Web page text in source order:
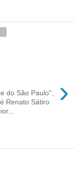
›
do São Paulo",
Renato Sátiro